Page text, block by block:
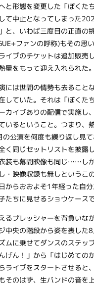
と形態を変更した「ぼくた
て中止となってしまった
と、いわば三度目の正直の
ファンの呼称)もその思
イブのチケットは追加販売
量をもって迎え入れられた。
には世間の情勢も去ること
していた。それは「ぼくた
カイブありの配信で実施し
いるということ。つまり、
の公演を何度も繰り返し見
く同じセットリストを披露
装も幕間映像も同じ……し
・映像収録も無しというこ
からおおよそ1年経った自
たちに見せるショウケース
るプレッシャーを背負いな
中央の階段から姿を表した
ムに乗せてダンスのステッ
げん！」から「はじめての
ライブをスタートさせると
そのはず、生バンドの音を